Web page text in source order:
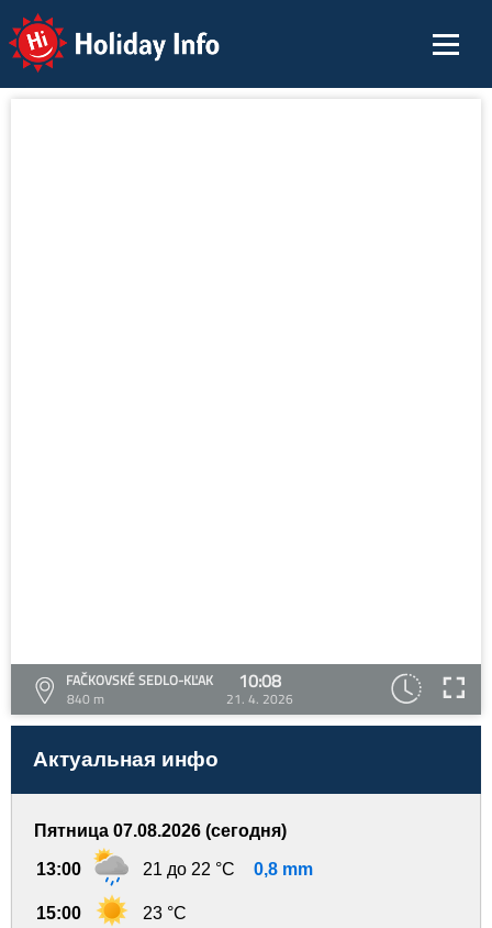
Holiday Info
FAČKOVSKÉ SEDLO-KĽAK
840 m
10:08
21. 4. 2026
Актуальная инфо
Пятница 07.08.2026 (сегодня)
13:00 21 до 22 °C 0,8 mm
15:00 23 °C